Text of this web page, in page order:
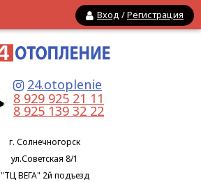
Вход /Регистрация
24.otoplenie
8 929 925 21 11
8 925 139 32 22
г. Солнечногорск
ул.Советская 8/1
"ТЦ ВЕГА" 2й подъезд